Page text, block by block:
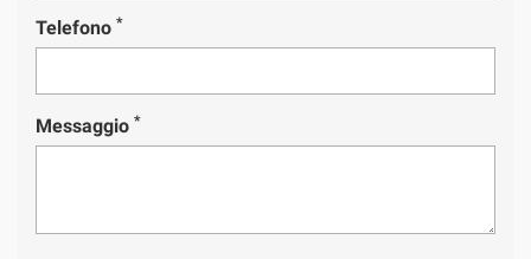
Telefono *
Messaggio *